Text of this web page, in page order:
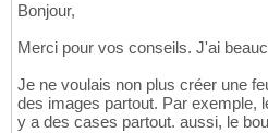
Bonjour,
Merci pour vos conseils. J'ai
Je ne voulais non plus créer une
des images partout. Par exemple,
y a des cases partout. aussi, le